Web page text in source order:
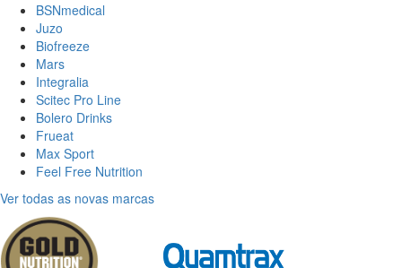
BSNmedical
Juzo
Biofreeze
Mars
Integralia
Scitec Pro Line
Bolero Drinks
Frueat
Max Sport
Feel Free Nutrition
Ver todas as novas marcas